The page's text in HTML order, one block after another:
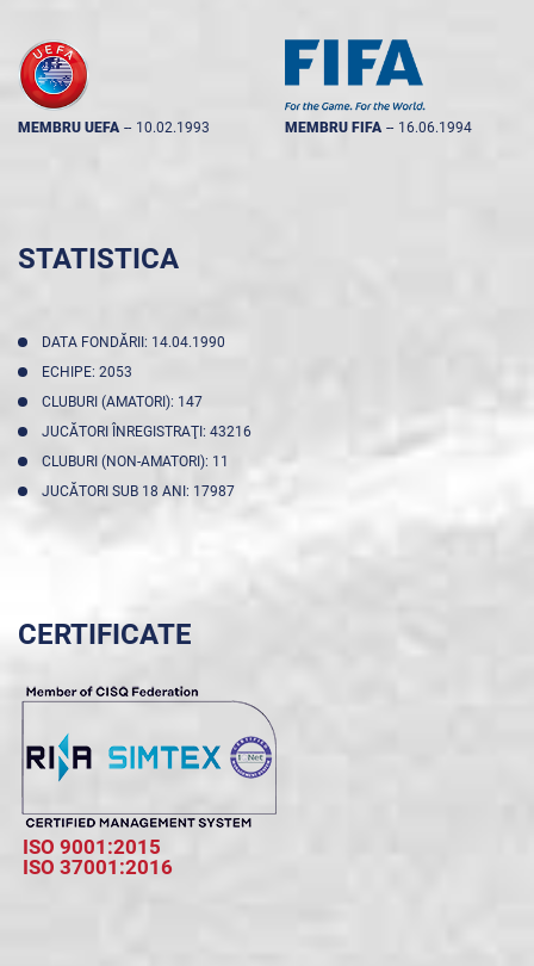
MEMBRU UEFA -- 10.02.1993 MEMBRU FIFA -- 16.06.1994
STATISTICA
DATA FONDĂRII: 14.04.1990
ECHIPE: 2053
CLUBURI (AMATORI): 147
JUCĂTORI ÎNREGISTRAŢI: 43216
CLUBURI (NON-AMATORI): 11
JUCĂTORI SUB 18 ANI: 17987
CERTIFICATE
ISO 9001:2015
ISO 37001:2016